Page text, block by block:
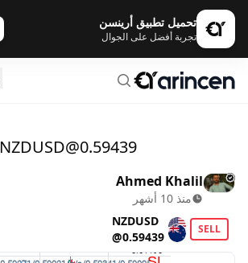
تحميل تطبيق أرينسن
تجربة أفضل على الجوال
NZDUSD@0.59439
Ahmed Khalil
منذ 10 أشهر
SELL
NZDUSD
@0.59439